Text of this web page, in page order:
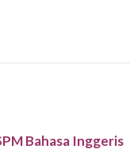
Bahasa Inggeris